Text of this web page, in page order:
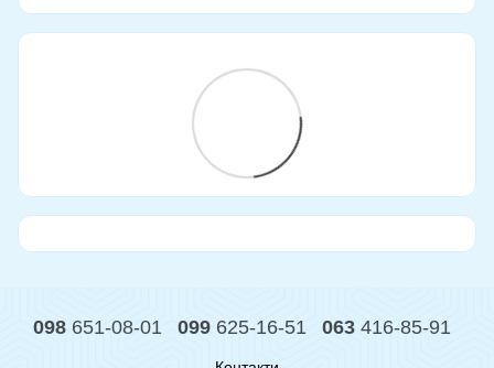
098 651-08-01 099 625-16-51 063 416-85-91